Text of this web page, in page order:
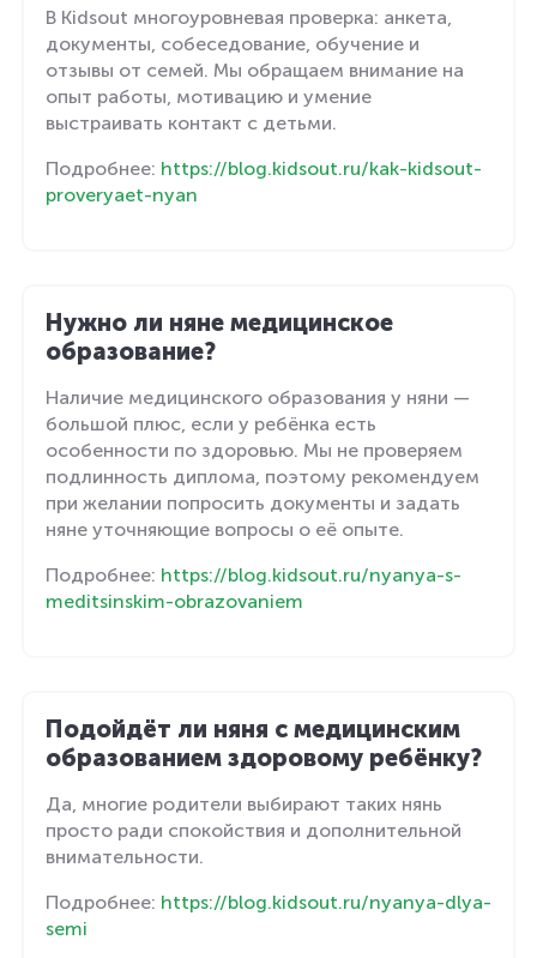
В Kidsout многоуровневая проверка: анкета,
документы, собеседование, обучение и
отзывы от семей. Мы обращаем внимание на
опыт работы, мотивацию и умение
выстраивать контакт с детьми.
Подробнее: https://blog.kidsout.ru/kak-kidsout-
proveryaet-nyan
Нужно ли няне медицинское
образование?
Наличие медицинского образования у няни —
большой плюс, если у ребёнка есть
особенности по здоровью. Мы не проверяем
подлинность диплома, поэтому рекомендуем
при желании попросить документы и задать
няне уточняющие вопросы о её опыте.
Подробнее: https://blog.kidsout.ru/nyanya-s-
meditsinskim-obrazovaniem
Подойдёт ли няня с медицинским
образованием здоровому ребёнку?
Да, многие родители выбирают таких нянь
просто ради спокойствия и дополнительной
внимательности.
Подробнее: https://blog.kidsout.ru/nyanya-dlya-
semi